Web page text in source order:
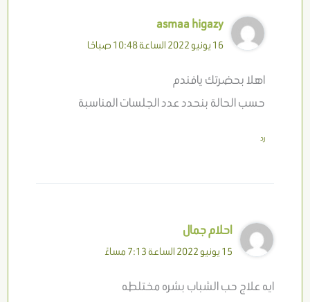
asmaa higazy
16 يونيو 2022 الساعة 10:48 صباحًا
اهلا بحضرتك يافندم
حسب الحالة بنحدد عدد الجلسات المناسبة
رد
احلام جمال
15 يونيو 2022 الساعة 7:13 مساءً
ايه علاج حب الشباب بشره مختلطه